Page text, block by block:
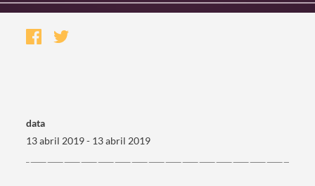
data
13 abril 2019 - 13 abril 2019